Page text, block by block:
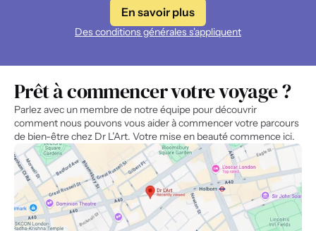
En savoir plus
Des conditions générales s'appliquent
Prêt à commencer votre voyage ?
Parlez avec un membre de notre équipe pour découvrir
comment nous pouvons vous aider à commencer votre parcours
de bien-être chez Dr L’Art. Votre mise en beauté commence ici.